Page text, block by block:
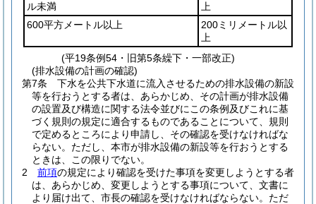
ル未満
上
600平方メートル以上
200ミリメートル以
上
(平19条例54・旧第5条繰下・一部改正)
(排水設備の計画の確認)
第7条
下水を公共下水道に流入させるための排水設備の新設
等を行おうとする者は、あらかじめ、その計画が排水設備
の設置及び構造に関する法令並びにこの条例及びこれに基
づく規則の規定に適合するものであることについて、規則
で定めるところにより申請し、その確認を受けなければな
らない。 ただし、本市が排水設備の新設等を行おうとする
ときは、この限りでない。
2
前項の規定により確認を受けた事項を変更しようとする者
は、あらかじめ、変更しようとする事項について、文書に
より届け出て、市長の確認を受けなければならない。 ただ